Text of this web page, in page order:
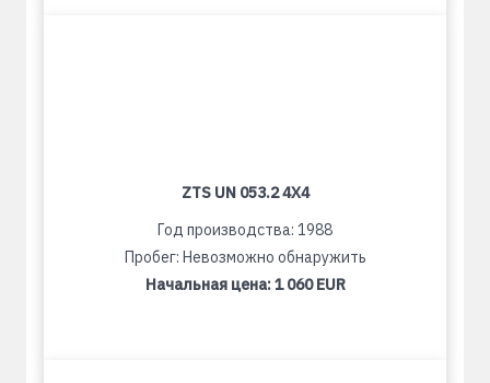
ZTS UN 053.2 4X4
Год производства: 1988
Пробег: Невозможно обнаружить
Начальная цена:1 060 EUR